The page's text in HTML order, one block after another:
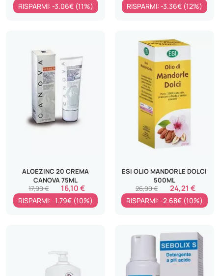
RISPARMI: -3.06€ (11%) RISPARMI: -3.36€ (12%)
ALOEZINC 20 CREMA
CANOVA 75ML
16,10 €
17,90 €
RISPARMI: -1.79€ (10%)
ESI OLIO MANDORLE DOLCI
500ML
24,21 €
26,90 €
RISPARMI: -2.68€ (10%)